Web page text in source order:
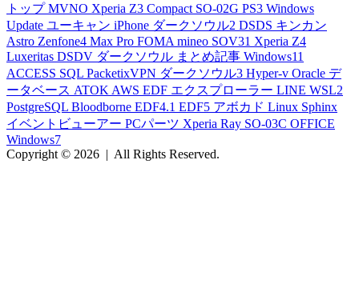
トップMVNO Xperia Z3 Compact SO-02G PS3 Windows
Update ユーキャン iPhone ダークソウル2 DSDS キンカン
Astro Zenfone4 Max Pro FOMA mineo SOV31 Xperia Z4
Luxeritas DSDV ダークソウル まとめ記事 Windows11
ACCESS SQL PacketixVPN ダークソウル3 Hyper-v Oracle デ
ータベース ATOK AWS EDF エクスプローラー LINE WSL2
PostgreSQL Bloodborne EDF4.1 EDF5 アボカド Linux Sphinx
イベントビューアー PCパーツ Xperia Ray SO-03C OFFICE
Windows7
Copyright © 2026 | All Rights Reserved.